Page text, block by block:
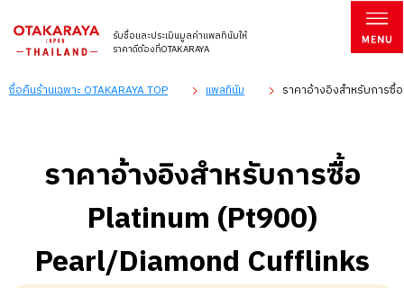
รับซื้อและประเมินมูลค่าแพลทินัมให้
ราคาดีต้องที่OTAKARAYA
ซื้อคืนร้านเฉพาะ OTAKARAYA TOP แพลทินัม ราคาอ้างอิงสำหรับการซื้
ราคาอ้างอิงสำหรับการซื้อ
Platinum (Pt900)
Pearl/Diamond Cufflinks